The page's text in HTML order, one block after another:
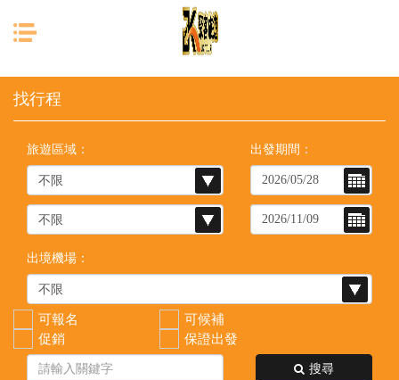
目前位置：
旅遊區域： 出發期間：
出境機場：
可報名
可候補
促銷
保證出發
搜尋